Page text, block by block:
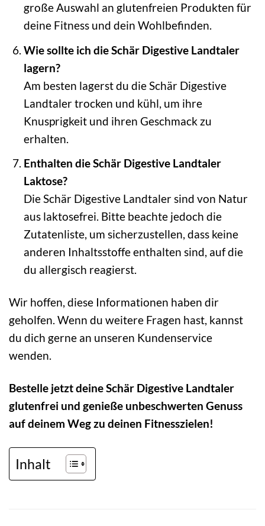
große Auswahl an glutenfreien Produkten für
deine Fitness und dein Wohlbefinden.
Wie sollte ich die Schär Digestive Landtaler
lagern?
Am besten lagerst du die Schär Digestive
Landtaler trocken und kühl, um ihre
Knusprigkeit und ihren Geschmack zu
erhalten.
Enthalten die Schär Digestive Landtaler
Laktose?
Die Schär Digestive Landtaler sind von Natur
aus laktosefrei. Bitte beachte jedoch die
Zutatenliste, um sicherzustellen, dass keine
anderen Inhaltsstoffe enthalten sind, auf die
du allergisch reagierst.
Wir hoffen, diese Informationen haben dir
geholfen. Wenn du weitere Fragen hast, kannst
du dich gerne an unseren Kundenservice
wenden.
Bestelle jetzt deine Schär Digestive Landtaler
glutenfrei und genieße unbeschwerten Genuss
auf deinem Weg zu deinen Fitnesszielen!
Inhalt